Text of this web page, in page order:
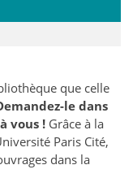
que celle
le dans
vous ! Grâce à la
Paris Cité,
dans la